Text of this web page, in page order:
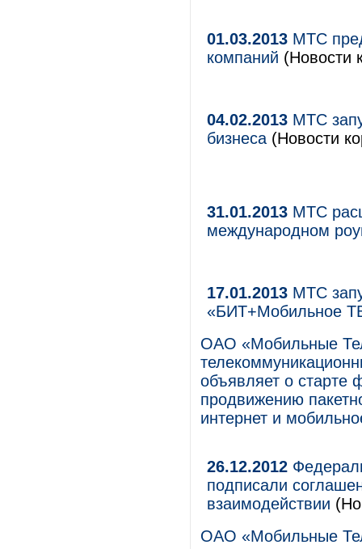
01.03.2013 МТС
компаний (Новости
04.02.2013 МТС
бизнеса (Новости
31.01.2013 МТС
международном
17.01.2013 МТС
«БИТ+Мобильное
ОАО «Мобильные
объявляет о старте
продвижению
интернет и
26.12.2012
подписали
взаимодействии
ОАО «Мобильные